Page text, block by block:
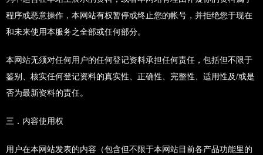
程序或恶意操作，本网站有权暂停或终止您的帐号，并拒绝您于现在
和未来使用本服务之全部或任何部分。
本网站无须对任何用户的任何登记资料承担任何责任，包括但不限于
鉴别、核实任何登记资料的真实性、正确性、完整性、适用性及/或是
否为最新资料的责任。
三．内容使用权
用户在本网站发表的内容（包含但不限于本网站目前各产品功能里的